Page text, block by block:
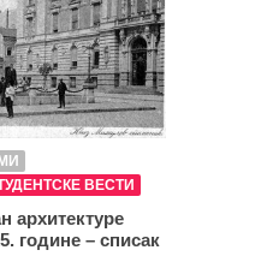
ВЕСТИ
архитектуре
године – списак